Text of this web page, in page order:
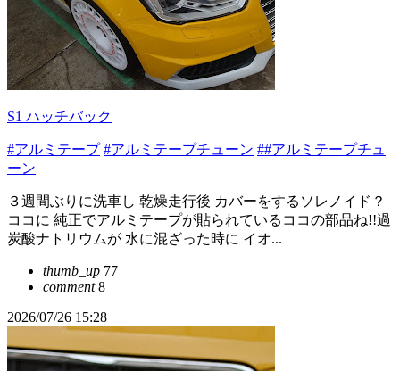
S1 ハッチバック
#アルミテープ #アルミテープチューン ##アルミテープチュ
ーン
３週間ぶりに洗車し 乾燥走行後 カバーをするソレノイド？
ココに 純正でアルミテープが貼られているココの部品ね!!過
炭酸ナトリウムが 水に混ざった時に イオ...
thumb_up 77
comment8
2026/07/26 15:28